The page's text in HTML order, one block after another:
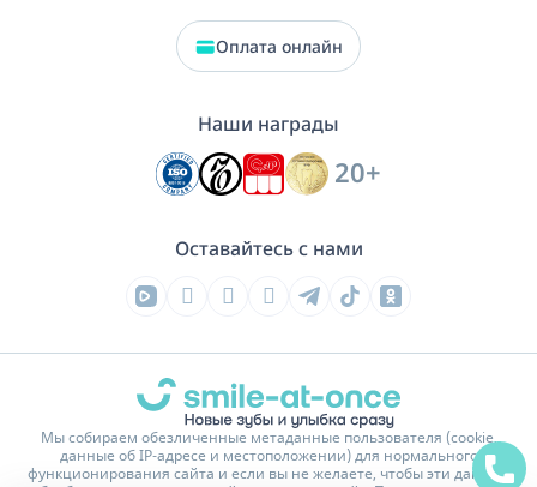
Оплата онлайн
Наши награды
20+
Оставайтесь с нами
Мы собираем обезличенные метаданные пользователя (cookie,
данные об IP-адресе и местоположении) для нормального
функционирования сайта и если вы не желаете, чтобы эти данные